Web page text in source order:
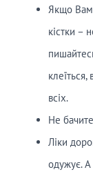
Якщо Вам
кістки –
всіх.
Не
Ліки
одужує. А